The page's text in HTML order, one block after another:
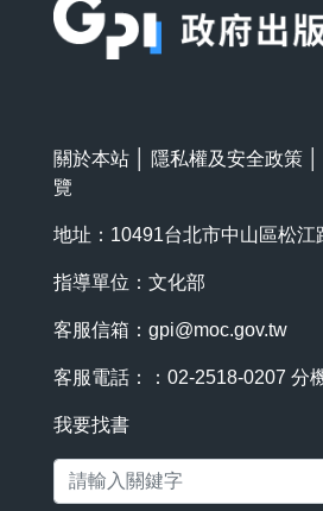
關於本站 隱私權及安全政策
覽
地址：10491台北市中山區松江
指導單位：文化部
客服信箱： gpi@moc.gov.tw
客服電話：：02-2518-0207 分
我要找書